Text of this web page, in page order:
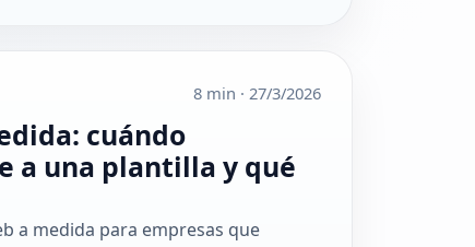
8 min · 27/3/2026
cuándo
a una plantilla y qué
a medida para empresas que